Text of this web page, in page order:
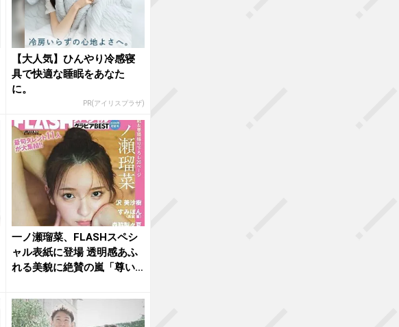
【大人気】ひんやり冷感寝
具で快適な睡眠をあなた
に。
PR(アイリスプラザ)
一ノ瀬瑠菜、FLASHスペシ
ャル表紙に登場 透明感あふ
れる美貌に絶賛の嵐「尊い